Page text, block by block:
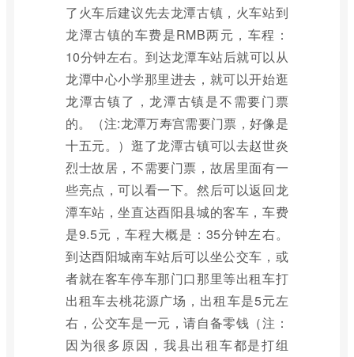
了火车后建议先去龙潭古镇，火车站到
龙潭古镇的车费是RMB两元，车程：
10分钟左右。到达龙潭车站后就可以从
龙潭中心小学那里进去，就可以开始逛
龙潭古镇了，龙潭古镇是不需要门票
的。（注:龙潭万寿宫需要门票，好像是
十五元。）逛了龙潭古镇可以去赵世炎
烈士故居，不需要门票，故居里面有一
些亮点，可以看一下。然后可以返回龙
潭车站，坐直达酉阳县城的客车，车费
是9.5元，车程大概是：35分钟左右。
到达酉阳城南车站后可以坐公交车，或
者就在客车停车那门口那里等出租车打
出租车去桃花源广场，出租车是5元左
右，公交车是一元，请自备零钱（注：
因为很多原因，我县出租车都是打组